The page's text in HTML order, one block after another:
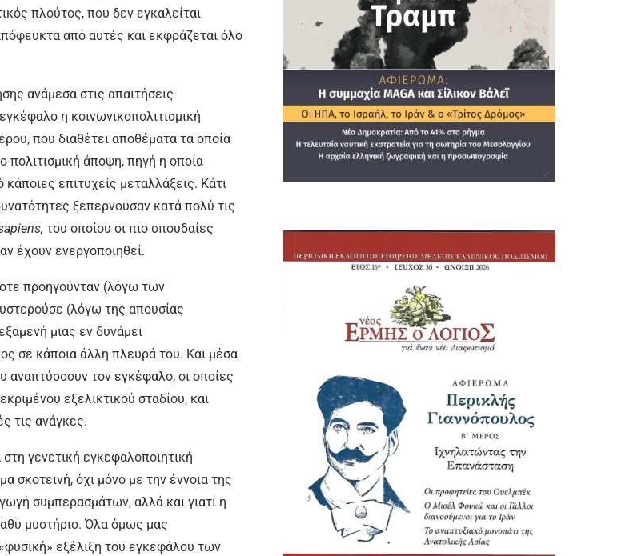
πλούτος, που δεν εγκαλείται
από αυτές και εκφράζεται όλο
ανάμεσα στις απαιτήσεις
η κοινωνικοπολιτισμική
που διαθέτει αποθέματα τα οποία
πολιτισμική άποψη, πηγή η οποία
επιτυχείς μεταλλάξεις. Κάτι
ξεπερνούσαν κατά πολύ τις
του οποίου οι πιο σπουδαίες
έχουν ενεργοποιηθεί.
προηγούνταν (λόγω των
(λόγω της απουσίας
μιας εν δυνάμει
σε κάποια άλλη πλευρά του. Και μέσα
αναπτύσσουν τον εγκέφαλο, οι οποίες
εξελικτικού σταδίου, και
τις ανάγκες.
γενετική εγκεφαλοποιητική
σκοτεινή, όχι μόνο με την έννοια της
συμπερασμάτων, αλλά και γιατί η
μυστήριο. Όλα όμως μας
εξέλιξη του εγκεφάλου των